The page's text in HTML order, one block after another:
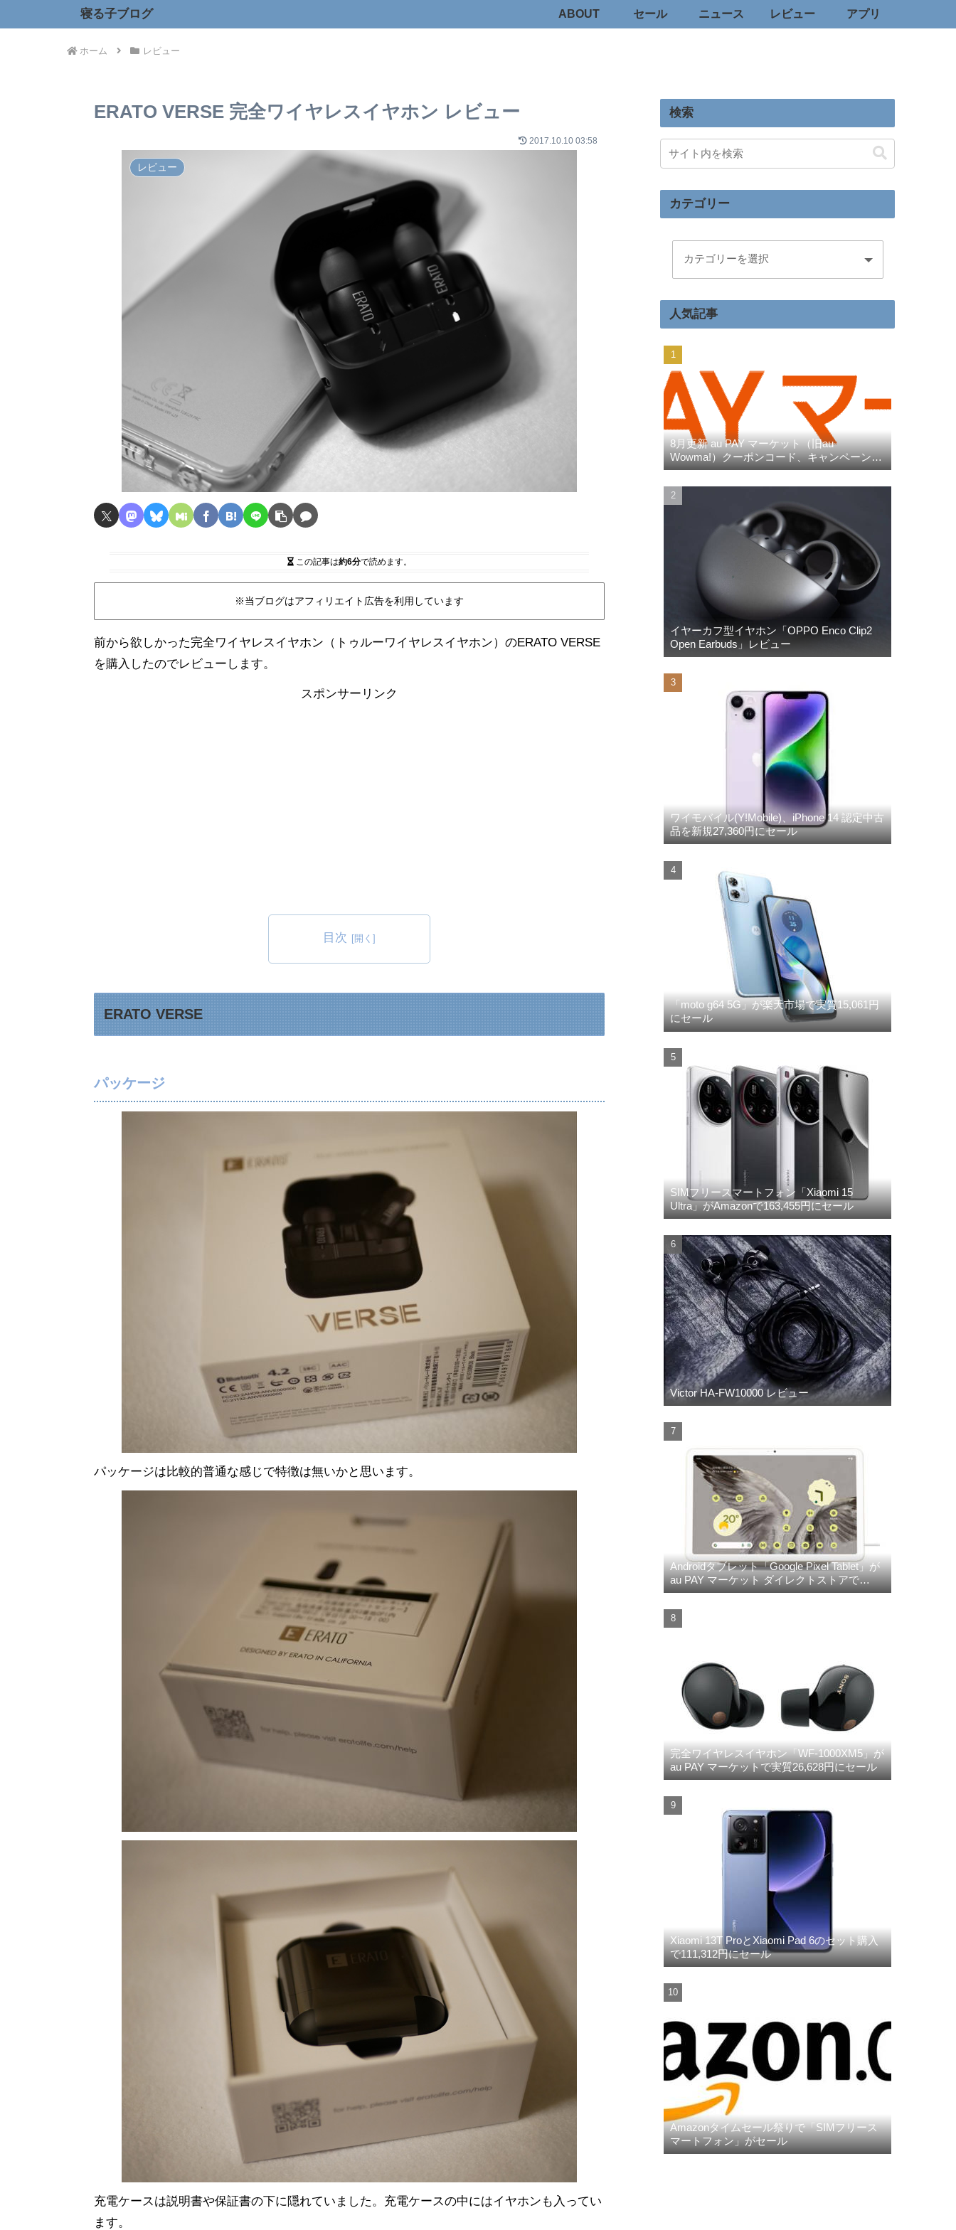
寝る子ブログ ABOUT セール ニュース レビュー アプリ
ホーム レビュー
ERATO VERSE 完全ワイヤレスイヤホン レビュー
2017.10.10 03:58
レビュー
この記事は約6分で読めます。
※当ブログはアフィリエイト広告を利用しています
前から欲しかった完全ワイヤレスイヤホン（トゥルーワイヤレスイヤホン）のERATO VERSE
を購入したのでレビューします。
スポンサーリンク
目次
ERATO VERSE
パッケージ
パッケージは比較的普通な感じで特徴は無いかと思います。
充電ケースは説明書や保証書の下に隠れていました。充電ケースの中にはイヤホンも入ってい
ます。
検索
カテゴリー
人気記事
8月更新 au PAY マーケット（旧au
Wowma!）クーポンコード、キャンペーン、
三太郎の日、ポイント超超祭りなど
イヤーカフ型イヤホン「OPPO Enco Clip2
Open Earbuds」レビュー
ワイモバイル(Y!Mobile)、iPhone 14 認定中古
品を新規27,360円にセール
「moto g64 5G」が楽天市場で実質15,061円
にセール
SIMフリースマートフォン「Xiaomi 15
Ultra」がAmazonで163,455円にセール
Victor HA-FW10000 レビュー
Androidタブレット「Google Pixel Tablet」が
au PAY マーケット ダイレクトストアで
58,300円にセール
完全ワイヤレスイヤホン「WF-1000XM5」が
au PAY マーケットで実質26,628円にセール
Xiaomi 13T ProとXiaomi Pad 6のセット購入
で111,312円にセール
Amazonタイムセール祭りで「SIMフリース
マートフォン」がセール